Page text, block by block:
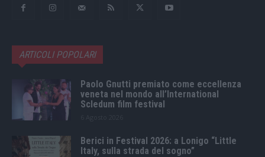
ARTICOLI POPOLARI
Paolo Gnutti premiato come eccellenza
veneta nel mondo all’International
Scledum film festival
Berici in Festival 2026: a Lonigo “Little
Italy, sulla strada del sogno”